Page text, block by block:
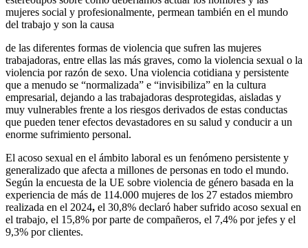
mujeres social y profesionalmente, permean también en el mundo
del trabajo y son la causa
de las diferentes formas de violencia que sufren las mujeres
trabajadoras, entre ellas las más graves, como la violencia sexual o la
violencia por razón de sexo. Una violencia cotidiana y persistente
que a menudo se “normalizada” e “invisibiliza” en la cultura
empresarial, dejando a las trabajadoras desprotegidas, aisladas y
muy vulnerables frente a los riesgos derivados de estas conductas
que pueden tener efectos devastadores en su salud y conducir a un
enorme sufrimiento personal.
El acoso sexual en el ámbito laboral es un fenómeno persistente y
generalizado que afecta a millones de personas en todo el mundo.
Según la encuesta de la UE sobre violencia de género basada en la
experiencia de más de 114.000 mujeres de los 27 estados miembro
realizada en el 2024, el 30,8% declaró haber sufrido acoso sexual en
el trabajo, el 15,8% por parte de compañeros, el 7,4% por jefes y el
9,3% por clientes.